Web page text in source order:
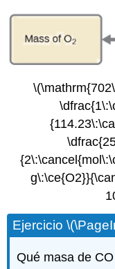
Ejercicio
Qué masa de